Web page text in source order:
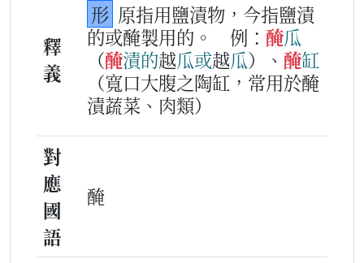
釋
義
形 原指用鹽漬物，今指鹽漬
的或醃製用的。
例： 醃瓜
（醃漬的越瓜或越瓜）、 醃缸
（寬口大腹之陶缸，常用於醃
漬蔬菜、肉類）
對
應
國
語
醃